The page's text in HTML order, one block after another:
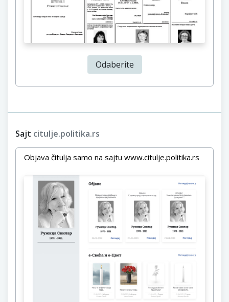
Odaberite
Sajt citulje.politika.rs
Objava čitulja samo na sajtu www.citulje.politika.rs